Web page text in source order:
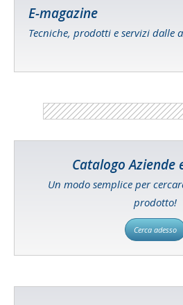
E-magazine
Tecniche, prodotti e servizi dalle
Catalogo Aziende
Un modo semplice per
prodotto!
Cerca adesso